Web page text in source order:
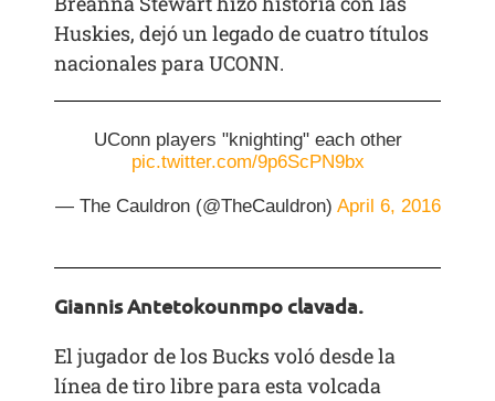
Huskies, dejó un legado de cuatro títulos
nacionales para UCONN.
UConn players "knighting" each other
pic.twitter.com/9p6ScPN9bx
— The Cauldron (@TheCauldron) April 6, 2016
Giannis Antetokounmpo clavada.
El jugador de los Bucks voló desde la
línea de tiro libre para esta volcada